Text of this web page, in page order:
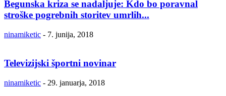
Begunska kriza se nadaljuje: Kdo bo poravnal
stroške pogrebnih storitev umrlih...
ninamiketic - 7. junija, 2018
Televizijski športni novinar
ninamiketic - 29. januarja, 2018